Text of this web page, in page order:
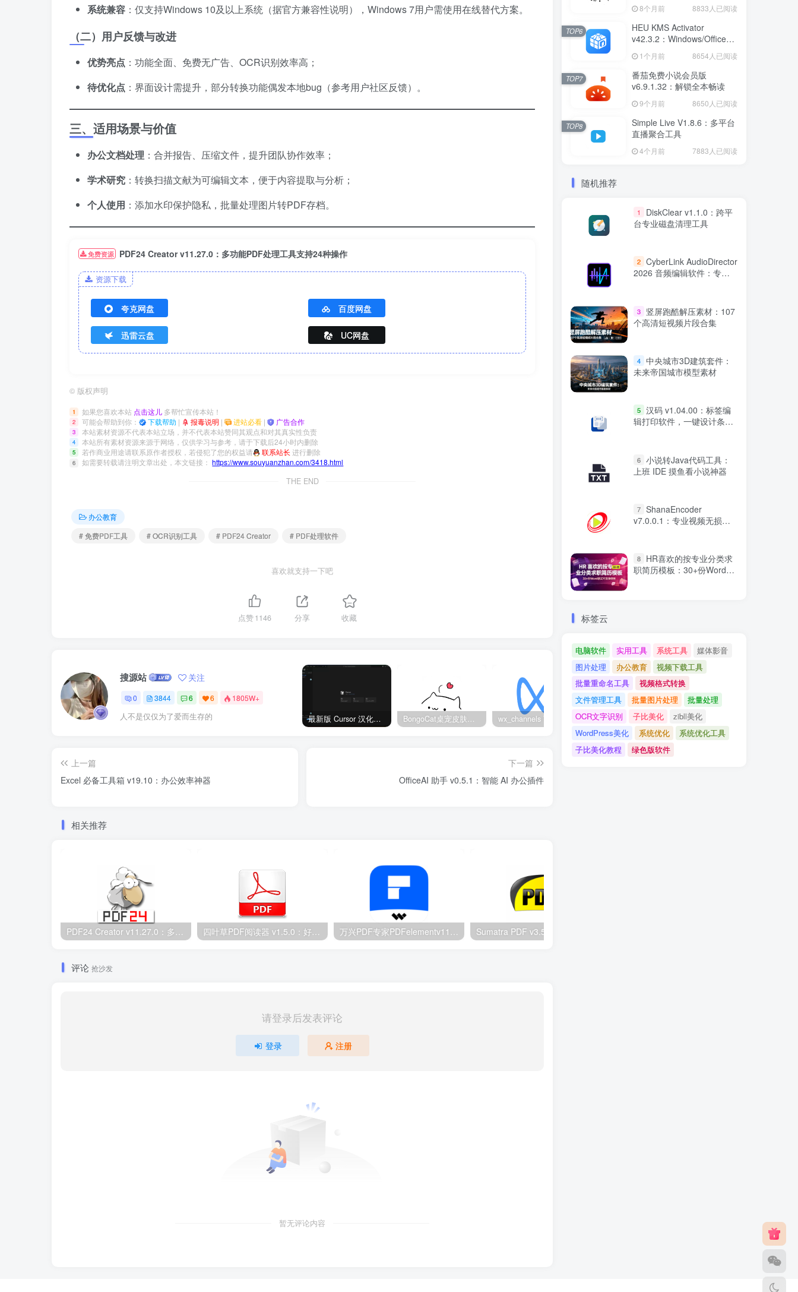
系统兼容 ：仅支持Windows 10及以上系统（据官方兼容性说明），Windows 7用户需使用在线替代方案。
（二）用户反馈与改进
优势亮点 ：功能全面、免费无广告、OCR识别效率高；
待优化点 ：界面设计需提升，部分转换功能偶发本地bug（参考用户社区反馈）。
三、适用场景与价值
办公文档处理 ：合并报告、压缩文件，提升团队协作效率；
学术研究 ：转换扫描文献为可编辑文本，便于内容提取与分析；
个人使用 ：添加水印保护隐私，批量处理图片转PDF存档。
免费资源 PDF24 Creator v11.27.0：多功能PDF处理工具支持24种操作
资源下载
夸克网盘 百度网盘
迅雷云盘 UC网盘
© 版权声明
1 如果您喜欢本站 点击这儿 多帮忙宣传本站！
2 可能会帮助到你： 下载帮助 | 报毒说明 | 进站必看 | 广告合作
3 本站素材资源不代表本站立场，并不代表本站赞同其观点和对其真实性负责
4 本站所有素材资源来源于网络，仅供学习与参考，请于下载后24小时内删除
5 若作商业用途请联系原作者授权，若侵犯了您的权益请 联系站长 进行删除
6 如需要转载请注明文章出处，本文链接：https://www.souyuanzhan.com/3418.html
THE END
办公教育
# 免费PDF工具
# OCR识别工具 # PDF24 Creator # PDF处理软件
喜欢就支持一下吧
点赞1146 分享 收藏
搜源站 关注
0 3844 6 6 1805W+
人不是仅仅为了爱而生存的 最新版 Cursor 汉化设置中文教程（两种简单方法，附中文语言包下载） BongoCat桌宠皮肤包大全：20款主题皮肤免费下载 Ultimate Vocal Remover v5.6.0汉化版：一键人声分离工具
上一篇
Excel 必备工具箱 v19.10：办公效率神器
下一篇
OfficeAI 助手 v0.5.1：智能 AI 办公插件
相关推荐
PDF24 Creator v11.27.0：多功能PDF处理工具支持24种操作 四叶草PDF阅读器 v1.5.0：好用的轻量PDF工具 万兴PDF专家PDFelementv11.4.23：专业级PDF编辑工具
评论 抢沙发
请登录后发表评论
登录 注册
暂无评论内容
8个月前 8833人已阅读
HEU KMS Activator
v42.3.2：Windows/Office智
1个月前 8654人已阅读
TOP6
番茄免费小说会员版
v6.9.1.32：解锁全本畅读
9个月前 8650人已阅读
TOP7
Simple Live V1.8.6：多平台
直播聚合工具
4个月前 7883人已阅读
TOP8
随机推荐
1
DiskClear v1.1.0：跨平
台专业磁盘清理工具
2 CyberLink AudioDirector
2026 音频编辑软件：专业
3
竖屏跑酷解压素材：107
个高清短视频片段合集
4 中央城市3D建筑套件：
未来帝国城市模型素材
5 汉码 v1.04.00：标签编
辑打印软件，一键设计条码
6 小说转Java代码工具：
上班 IDE 摸鱼看小说神器
7 ShanaEncoder
v7.0.0.1：专业视频无损压
8
HR喜欢的按专业分类求
职简历模板：30+份Word格
标签云
电脑软件 实用工具 系统工具
媒体影音
图片处理
办公教育
视频下载工具
批量重命名工具
视频格式转换
文件管理工具
批量图片处理
批量处理
OCR文字识别
子比美化
zibll美化
WordPress美化
系统优化
系统优化工具
子比美化教程
绿色版软件